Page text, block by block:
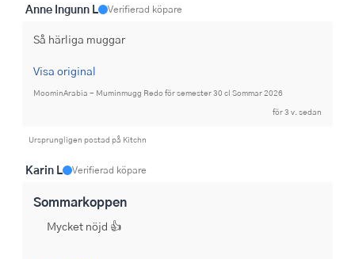
Anne Ingunn L Verifierad köpare
Så härliga muggar
Visa original
MoominArabia - Muminmugg Redo för semester 30 cl Sommar 2026
för 3 v. sedan
Ursprungligen postad på Kitchn
Karin L Verifierad köpare
Sommarkoppen
Mycket nöjd 👍